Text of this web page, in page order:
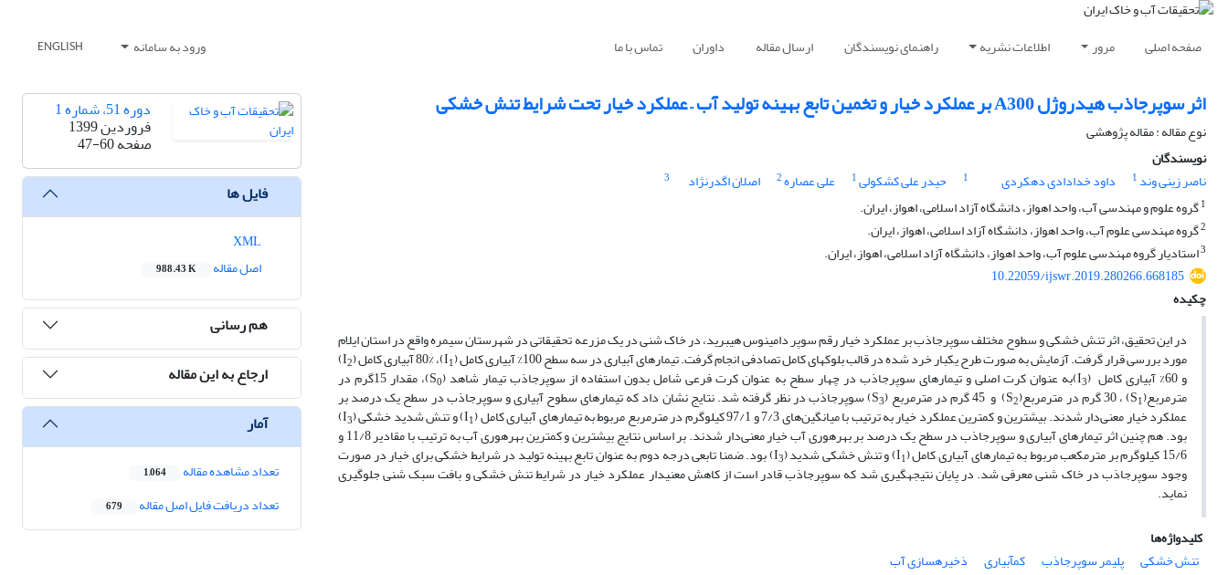
صفحه اصلی مرور اطلاعات نشریه راهنمای نویسندگان ارسال مقاله داوران تماس با ما ورود به سامانه ENGLISH
اثر سوپرجاذب هیدروژل A300 بر عملکرد خیار و تخمین تابع بهینه تولید آب – عملکرد خیار تحت شرایط تنش خشکی
نوع مقاله : مقاله پژوهشی
نویسندگان
ناصر زینی وند 1 داود خدادادی دهکردی 1 حیدر علی کشکولی1 علی عصاره2 اصلان اگدرنژاد
3
1گروه علوم و مهندسی آب، واحد اهواز، دانشگاه آزاد اسلامی، اهواز، ایران.
2گروه مهندسی علوم آب، واحد اهواز، دانشگاه آزاد اسلامی، اهواز، ایران.
3استادیار گروه مهندسی علوم آب، واحد اهواز، دانشگاه آزاد اسلامی، اهواز، ایران.
10.22059/ijswr.2019.280266.668185
چکیده
در این تحقیق، اثر تنش خشکی و سطوح مختلف سوپرجاذب بر عملکرد خیار رقم سوپر دامینوس هیبرید، در خاک شنی در یک مزرعه تحقیقاتی در شهرستان سیمره واقع در استان ایلام
مورد بررسی قرار گرفت. آزمایش به صورت طرح یکبار خرد شده در قالب بلوک‎های کامل تصادفی انجام گرفت. تیمارهای آبیاری در سه سطح 100% آبیاری کامل (I 1 )، 80% آبیاری کامل (I 2
)
و 60% آبیاری کامل (I 3 )به عنوان کرت اصلی و تیمارهای سوپرجاذب در چهار سطح به عنوان کرت فرعی شامل بدون استفاده از سوپرجاذب تیمار شاهد (S0 )، مقدار 15گرم در
مترمربع(S1 ) ، 30 گرم در مترمربع(S 2 ) و 45 گرم در مترمربع (S 3 ) سوپرجاذب در نظر گرفته شد. نتایج نشان داد که تیمارهای سطوح آبیاری و سوپرجاذب در سطح یک درصد بر
عملکرد خیار معنی‌دار شدند. بیش‎ترین و کم‎ترین عملکرد خیار به ترتیب با میانگین‌های 7/3 و 97/1 کیلوگرم در مترمربع مربوط به تیمارهای آبیاری کامل (I 1 ) و تنش شدید خشکی (I3
)
بود. هم چنین اثر تیمارهای آبیاری و سوپرجاذب در سطح یک درصد بر بهره­وری آب خیار معنی‌دار شدند. بر اساس نتایج بیش‎ترین و کم‎ترین بهرهوری آب به ترتیب با مقادیر 11/8 و
15/6 کیلوگرم بر مترمکعب مربوط به تیمارهای آبیاری کامل (I 1 ) و تنش خشکی شدید (I3 ) بود. ضمنا تابعی درجه دوم به عنوان تابع بهینه تولید در شرایط خشکی برای خیار در صورت
وجود سوپرجاذب در خاک شنی معرفی شد. در پایان نتیجه‎گیری شد که سوپرجاذب قادر است از کاهش معنی‎دار عملکرد خیار در شرایط تنش خشکی و بافت سبک شنی جلوگیری
نماید.
کلیدواژه‌ها
تنش خشکی
پلیمر سوپرجاذب کم‎آبیاری
ذخیره‎سازی آب
دوره 51، شماره 1
فروردین 1399
صفحه47-60
فایل ها
اصل مقاله
988.43 K
هم رسانی
ارجاع به این مقاله
آمار
تعداد مشاهده مقاله 1,064
تعداد دریافت فایل اصل مقاله 679